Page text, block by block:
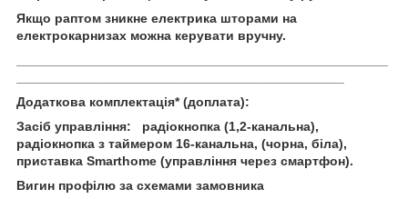
Якщо раптом зникне електрика шторами на
електрокарнизах можна керувати вручну.
Додаткова комплектація* (доплата):
Засіб управління: радіокнопка (1,2-канальна),
радіокнопка з таймером 16-канальна, (чорна, біла),
приставка Smarthome (управління через смартфон).
Вигин профілю за схемами замовника